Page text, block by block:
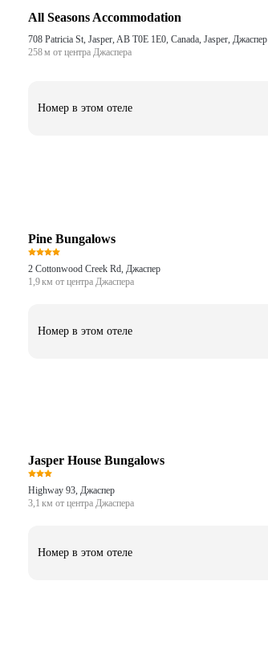
All Seasons Accommodation
708 Patricia St, Jasper, AB T0E 1E0, Canada, Jasper, Джаспер
258 м от центра Джаспера
Номер в этом отеле
Pine Bungalows
2 Cottonwood Creek Rd, Джаспер
1,9 км от центра Джаспера
Номер в этом отеле
Jasper House Bungalows
Highway 93, Джаспер
3,1 км от центра Джаспера
Номер в этом отеле